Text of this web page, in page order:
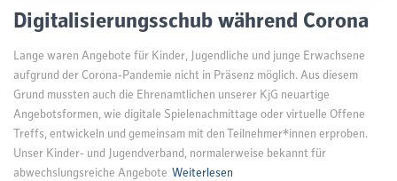
Digitalisierungsschub während Corona
Lange waren Angebote für Kinder, Jugendliche und junge Erwachsene
aufgrund der Corona-Pandemie nicht in Präsenz möglich. Aus diesem
Grund mussten auch die Ehrenamtlichen unserer KjG neuartige
Angebotsformen, wie digitale Spielenachmittage oder virtuelle Offene
Treffs, entwickeln und gemeinsam mit den Teilnehmer*innen erproben.
Unser Kinder- und Jugendverband, normalerweise bekannt für
abwechslungsreiche Angebote Weiterlesen